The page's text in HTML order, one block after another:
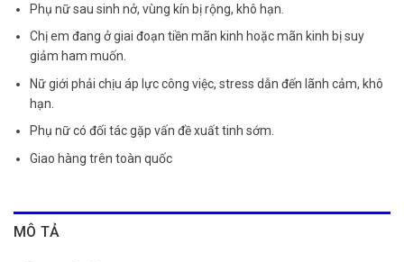
Phụ nữ sau sinh nở, vùng kín bị rộng, khô hạn.
Chị em đang ở giai đoạn tiền mãn kinh hoặc mãn kinh bị suy
giảm ham muốn.
Nữ giới phải chịu áp lực công việc, stress dẫn đến lãnh cảm, khô
hạn.
Phụ nữ có đối tác gặp vấn đề xuất tinh sớm.
Giao hàng trên toàn quốc
MÔ TẢ